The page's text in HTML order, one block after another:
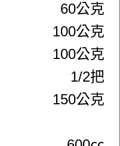
60公克
100公克
100公克
1/2把
150公克